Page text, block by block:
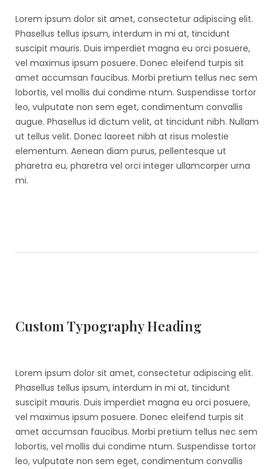
Lorem ipsum dolor sit amet, consectetur adipiscing elit.
Phasellus tellus ipsum, interdum in mi at, tincidunt
suscipit mauris. Duis imperdiet magna eu orci posuere,
vel maximus ipsum posuere. Donec eleifend turpis sit
amet accumsan faucibus. Morbi pretium tellus nec sem
lobortis, vel mollis dui condime ntum. Suspendisse tortor
leo, vulputate non sem eget, condimentum convallis
augue. Phasellus id dictum velit, at tincidunt nibh. Nullam
ut tellus velit. Donec laoreet nibh at risus molestie
elementum. Aenean diam purus, pellentesque ut
pharetra eu, pharetra vel orci integer ullamcorper urna
mi.
Custom Typography Heading
Lorem ipsum dolor sit amet, consectetur adipiscing elit.
Phasellus tellus ipsum, interdum in mi at, tincidunt
suscipit mauris. Duis imperdiet magna eu orci posuere,
vel maximus ipsum posuere. Donec eleifend turpis sit
amet accumsan faucibus. Morbi pretium tellus nec sem
lobortis, vel mollis dui condime ntum. Suspendisse tortor
leo, vulputate non sem eget, condimentum convallis